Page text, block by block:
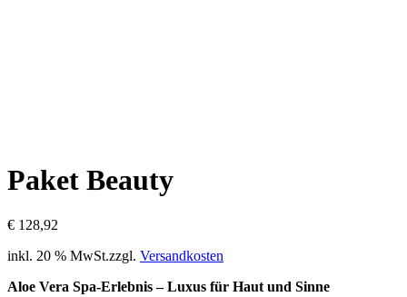
Paket Beauty
€ 128,92
inkl. 20 % MwSt.zzgl. Versandkosten
Aloe Vera Spa-Erlebnis – Luxus für Haut und Sinne